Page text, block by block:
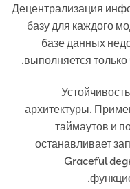
Децентрализация
базу для каждого
базе данных
выполняется
архитектуры.
таймаутов и
останавливает
Graceful